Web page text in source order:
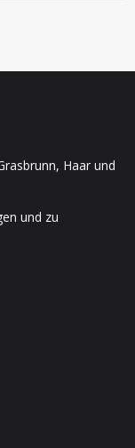
Haar und
und zu